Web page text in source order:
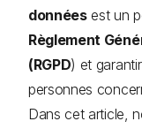
donnéesest un
Règlement
(RGPD) et
personnes
Dans cet article,